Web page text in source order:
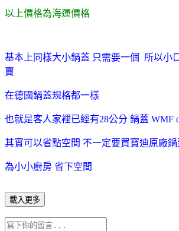
以上價格為海運價格
基本上同樣大小鍋蓋 只需要一個 所以小
賣
在德國鍋蓋規格都一樣
也就是客人家裡已經有28公分 鍋蓋 WMF
其實可以省點空間 不一定要買寶迪原廠鍋
為小小廚房 省下空間
載入更多